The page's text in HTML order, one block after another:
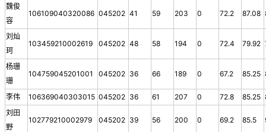
魏俊
容
106109040320086 045202 41 59 203 0 72.2 87.08
刘灿
珂
103459210002619 045202 48 58 194 0 72.4 79.92
杨珊
珊
104759045201001 045202 36 66 189 0 67.2 85.25
李伟 106369040303015 045202 36 61 207 0 72.8 85.25
刘田
野
102779210002979 045202 39 56 200 0 69.2 85.5